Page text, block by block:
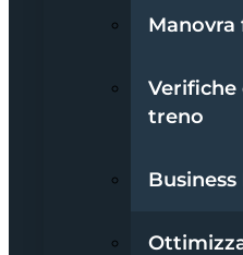
Verifiche
treno